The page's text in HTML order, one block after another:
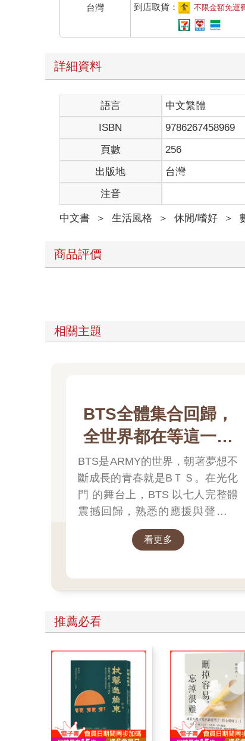
台灣
到店取貨：
不限金額免運
詳細資料
語言 中文繁體
ISBN
9786267458969
頁數
256
出版地
台灣
注音
中文書 ＞ 生活風格 ＞ 休閒/嗜好 ＞
商品評價
相關主題
BTS全體集合回歸，
全世界都在等這一刻
💜
BTS是ARMY的世界，朝著夢想不
斷成長的青春就是BＴＳ。在光化
門 的舞台上，BTS 以七人完整體
震撼回歸，熟悉的應援與聲音再
次點燃全場。這不只是一次演
出，而是一段橫跨十年的旅程，
你會發現——那些陪你走過的日
子，其實從未離開過。 💜
看更多
推薦必看